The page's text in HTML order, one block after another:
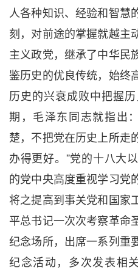
人各种知识、经验和智慧
刻，对前途的掌握就越主
主义政党，继承了中华民
鉴历史的优良传统，始终
历史的兴衰成败中把握
期，毛泽东同志就指出
楚，不把党在历史上所走
办得更好。”党的十八大
的党中央高度重视学习党
将之提高到事关党和国家
平总书记一次次考察革命
纪念场所，出席一系列重
纪念活动，多次发表相